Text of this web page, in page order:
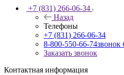
+7 (831) 266-06-34
Назад
Телефоны
+7 (831) 266-06-34
8-800-550-66-74звонок
Заказать звонок
Контактная информация